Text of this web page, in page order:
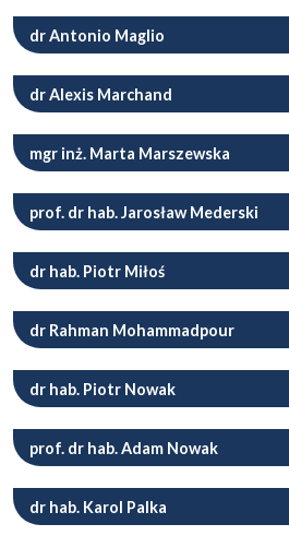
dr Antonio Maglio
dr Alexis Marchand
mgr inż. Marta Marszewska
prof. dr hab. Jarosław Mederski
dr hab. Piotr Miłoś
dr Rahman Mohammadpour
dr hab. Piotr Nowak
prof. dr hab. Adam Nowak
dr hab. Karol Palka